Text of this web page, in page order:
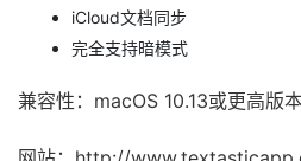
iCloud文档同步
完全支持暗模式
兼容性：macOS 10.13或更高版